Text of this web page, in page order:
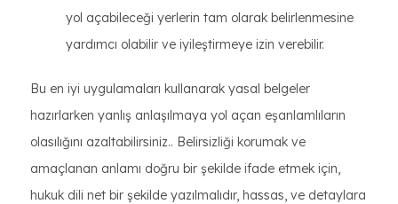
yol açabileceği yerlerin tam olarak belirlenmesine
yardımcı olabilir ve iyileştirmeye izin verebilir.
Bu en iyi uygulamaları kullanarak yasal belgeler
hazırlarken yanlış anlaşılmaya yol açan eşanlamlıların
olasılığını azaltabilirsiniz.. Belirsizliği korumak ve
amaçlanan anlamı doğru bir şekilde ifade etmek için,
hukuk dili net bir şekilde yazılmalıdır, hassas, ve detaylara